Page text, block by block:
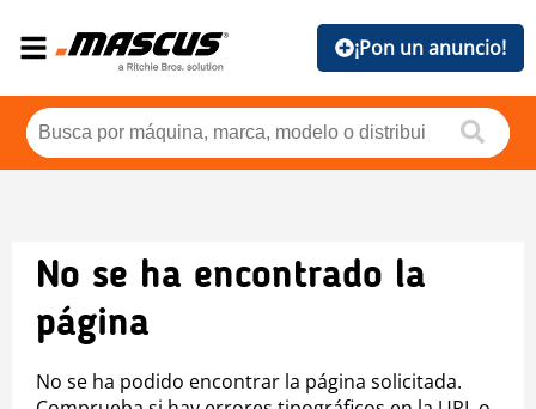
¡Pon un anuncio!
No se ha encontrado la
página
No se ha podido encontrar la página solicitada.